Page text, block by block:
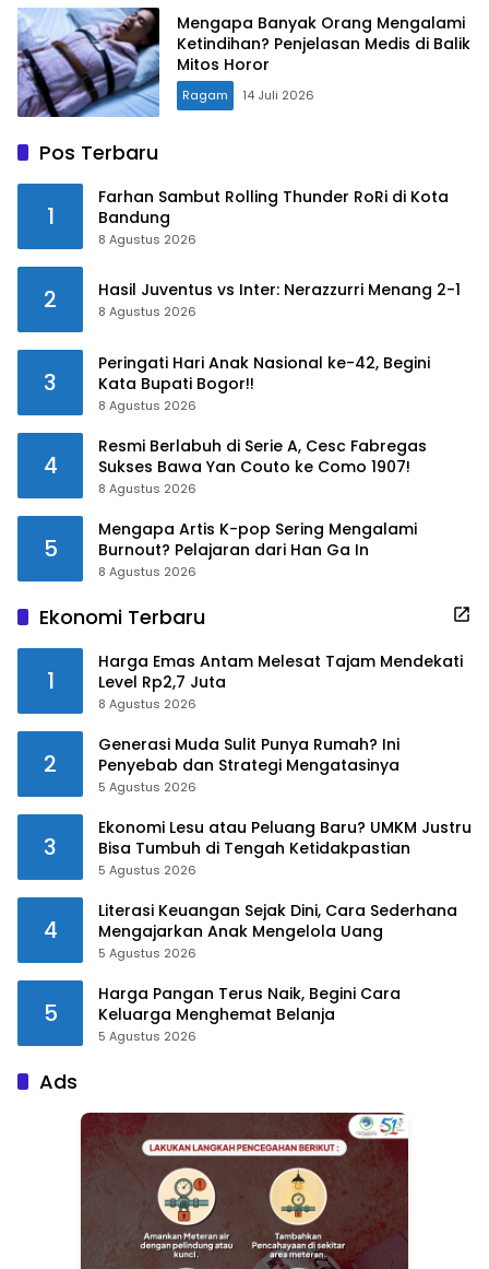
Mengapa Banyak Orang Mengalami
Ketindihan? Penjelasan Medis di Balik
Mitos Horor
Ragam 14 Juli 2026
Pos Terbaru
1
Farhan Sambut Rolling Thunder RoRi di Kota
Bandung
8 Agustus 2026
2 Hasil Juventus vs Inter: Nerazzurri Menang 2-1
8 Agustus 2026
3
Peringati Hari Anak Nasional ke-42, Begini
Kata Bupati Bogor!!
8 Agustus 2026
4
Resmi Berlabuh di Serie A, Cesc Fabregas
Sukses Bawa Yan Couto ke Como 1907!
8 Agustus 2026
5
Mengapa Artis K-pop Sering Mengalami
Burnout? Pelajaran dari Han Ga In
8 Agustus 2026
Ekonomi Terbaru
1
Harga Emas Antam Melesat Tajam Mendekati
Level Rp2,7 Juta
8 Agustus 2026
2
Generasi Muda Sulit Punya Rumah? Ini
Penyebab dan Strategi Mengatasinya
5 Agustus 2026
3
Ekonomi Lesu atau Peluang Baru? UMKM Justru
Bisa Tumbuh di Tengah Ketidakpastian
5 Agustus 2026
4
Literasi Keuangan Sejak Dini, Cara Sederhana
Mengajarkan Anak Mengelola Uang
5 Agustus 2026
5
Harga Pangan Terus Naik, Begini Cara
Keluarga Menghemat Belanja
5 Agustus 2026
Ads